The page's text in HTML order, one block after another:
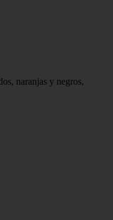
naranjas y negros,